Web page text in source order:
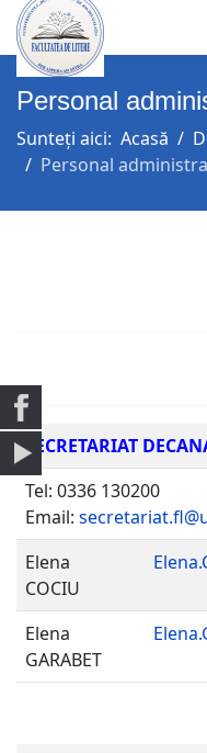
Personal
Sunteți aici: Acasă
Personal
SECRETARIAT
Tel: 0336 130200
Email:
Elena
COCIU
Elena
GARABET